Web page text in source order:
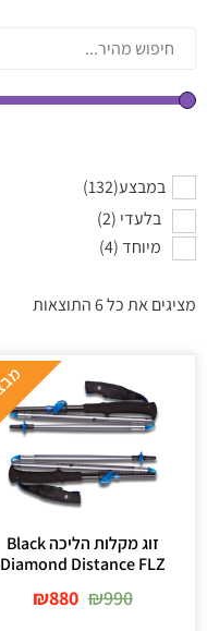
במבצע(132)
בלעדי (2)
מיוחד(4)
מציגים את כל ⁦6⁩ התוצאות
זוג מקלות הליכה Black
Diamond Distance FLZ
₪990
₪880